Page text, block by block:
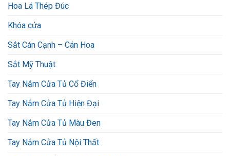
Hoa Lá Thép Đúc
Khóa cửa
Sắt Cán Cạnh – Cán Hoa
Sắt Mỹ Thuật
Tay Nắm Cửa Tủ Cổ Điển
Tay Nắm Cửa Tủ Hiện Đại
Tay Nắm Cửa Tủ Màu Đen
Tay Nắm Cửa Tủ Nội Thất